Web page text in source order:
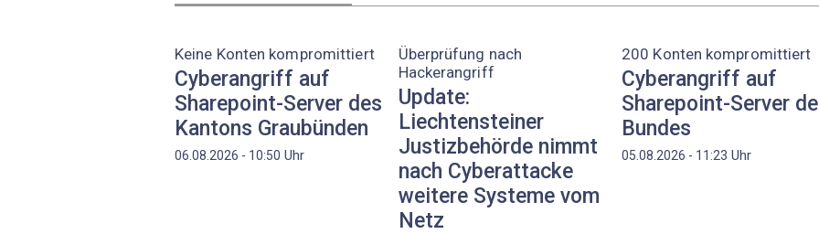
Keine Konten kompromittiert
Cyberangriff auf
Sharepoint-Server des
Kantons Graubünden
06.08.2026 - 10:50 Uhr
Überprüfung nach
Hackerangriff
Update:
Liechtensteiner
Justizbehörde nimmt
nach Cyberattacke
weitere Systeme vom
Netz
200 Konten kompromittiert
Cyberangriff auf
Sharepoint-Server
Bundes
05.08.2026 - 11:23 Uhr